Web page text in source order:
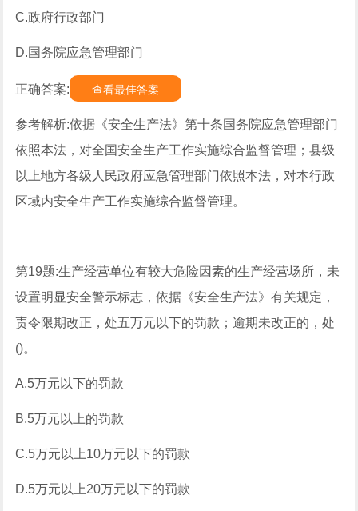
C.政府行政部门
D.国务院应急管理部门
正确答案: 查看最佳答案
参考解析:依据《安全生产法》第十条国务院应急管理部门
依照本法，对全国安全生产工作实施综合监督管理；县级
以上地方各级人民政府应急管理部门依照本法，对本行政
区域内安全生产工作实施综合监督管理。
第19题:生产经营单位有较大危险因素的生产经营场所，未
设置明显安全警示标志，依据《安全生产法》有关规定，
责令限期改正，处五万元以下的罚款；逾期未改正的，处
()。
A.5万元以下的罚款
B.5万元以上的罚款
C.5万元以上10万元以下的罚款
D.5万元以上20万元以下的罚款